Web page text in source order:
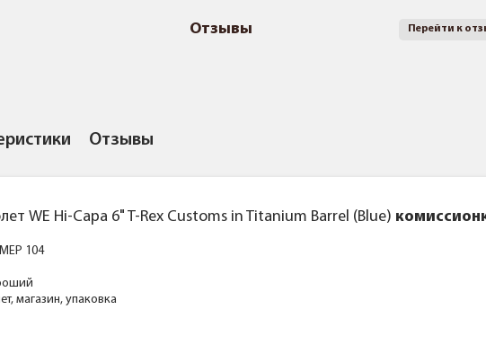
Отзывы Перейти к
Отзывы
WE Hi-Capa 6" T-Rex Customs in Titanium Barrel (Blue) к
104
магазин, упаковка